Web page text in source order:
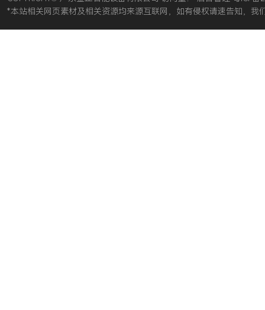
*本站相关网页素材及相关资源均来源互联网，如有侵权请速告知，我